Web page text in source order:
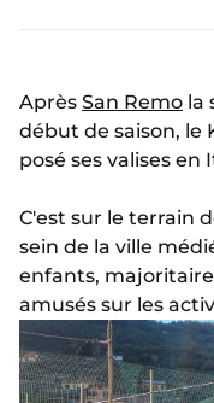
Après San Remo la
début de saison, le
posé ses valises en
C'est sur le terrain
sein de la ville
enfants,
amusés sur les